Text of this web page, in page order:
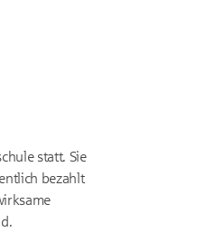
statt. Sie
bezahlt